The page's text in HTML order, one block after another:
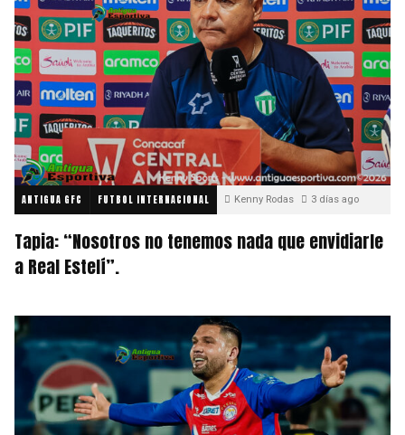
ANTIGUA GFC FUTBOL INTERNACIONAL Kenny Rodas 3 días ago
Tapia: “Nosotros no tenemos nada que envidiarle
a Real Estelí”.